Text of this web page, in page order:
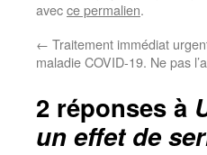
avecce permalien.
← Traitement immédiat
maladie COVID-19. Ne pas
2 réponses à
un effet de